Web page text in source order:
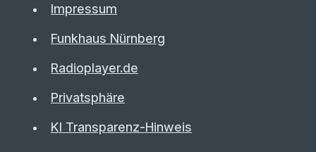
Impressum
Funkhaus Nürnberg
Radioplayer.de
Privatsphäre
KI Transparenz-Hinweis